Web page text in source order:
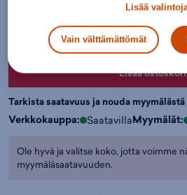
140 150 160
Lisää
Tarkista saatavuus ja nouda myymälästä
Verkkokauppa: SaatavillaMyymälät:
Ole hyvä ja valitse koko, jotta voimme
myymäläsaatavuuden.
Lisää
Vain välttämättömät